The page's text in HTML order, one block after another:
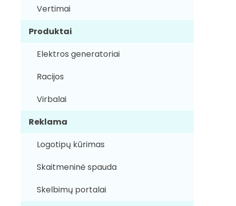
Vertimai
Produktai
Elektros generatoriai
Racijos
Virbalai
Reklama
Logotipų kūrimas
Skaitmeninė spauda
Skelbimų portalai